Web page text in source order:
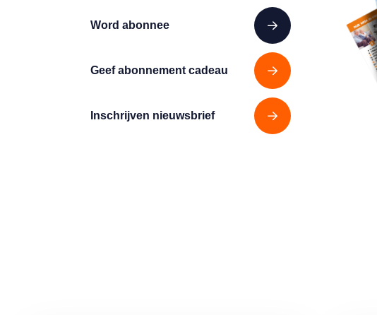
Word abonnee
Geef abonnement cadeau
Inschrijven nieuwsbrief